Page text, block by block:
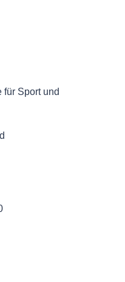
für Sport und